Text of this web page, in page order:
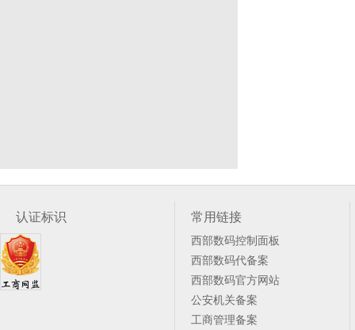
认证标识 常用链接
西部数码控制面板
西部数码代备案
西部数码官方网站
公安机关备案
工商管理备案